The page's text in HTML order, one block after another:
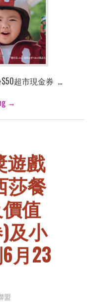
超市現金券 …
→
遊戲
莎餐
值
及小
月23
盟